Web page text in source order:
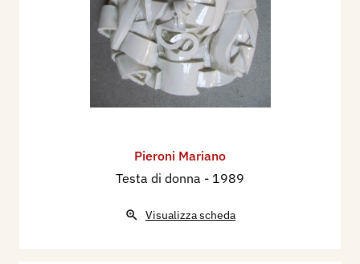
Pieroni Mariano
Testa di donna - 1989
Visualizza scheda